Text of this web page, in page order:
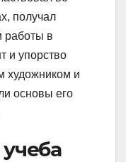
получал
работы в
и упорство
художником и
основы его